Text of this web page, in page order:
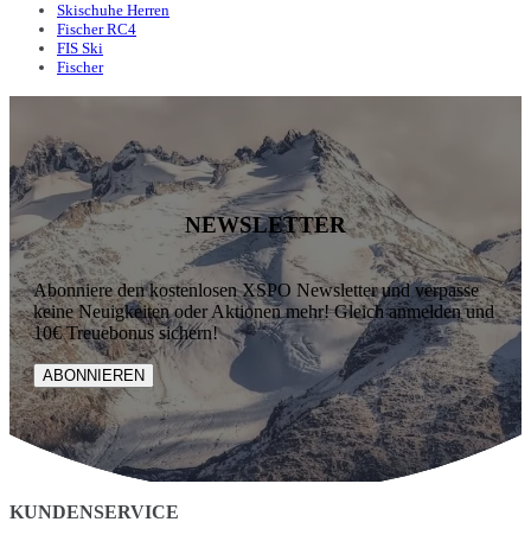
Skischuhe Herren
Fischer RC4
FIS Ski
Fischer
NEWSLETTER
Abonniere den kostenlosen XSPO Newsletter und verpasse
keine Neuigkeiten oder Aktionen mehr! Gleich anmelden und
10€ Treuebonus sichern!
ABONNIEREN
KUNDENSERVICE